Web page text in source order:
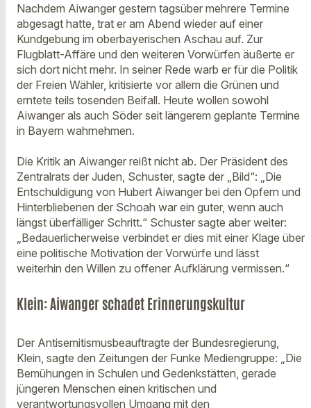
Nachdem Aiwanger gestern tagsüber mehrere Termine
abgesagt hatte, trat er am Abend wieder auf einer
Kundgebung im oberbayerischen Aschau auf. Zur
Flugblatt-Affäre und den weiteren Vorwürfen äußerte er
sich dort nicht mehr. In seiner Rede warb er für die Politik
der Freien Wähler, kritisierte vor allem die Grünen und
erntete teils tosenden Beifall. Heute wollen sowohl
Aiwanger als auch Söder seit längerem geplante Termine
in Bayern wahrnehmen.
Die Kritik an Aiwanger reißt nicht ab. Der Präsident des
Zentralrats der Juden, Schuster, sagte der „Bild“: „Die
Entschuldigung von Hubert Aiwanger bei den Opfern und
Hinterbliebenen der Schoah war ein guter, wenn auch
längst überfälliger Schritt.“ Schuster sagte aber weiter:
„Bedauerlicherweise verbindet er dies mit einer Klage über
eine politische Motivation der Vorwürfe und lässt
weiterhin den Willen zu offener Aufklärung vermissen.“
Klein: Aiwanger schadet Erinnerungskultur
Der Antisemitismusbeauftragte der Bundesregierung,
Klein, sagte den Zeitungen der Funke Mediengruppe: „Die
Bemühungen in Schulen und Gedenkstätten, gerade
jüngeren Menschen einen kritischen und
verantwortungsvollen Umgang mit den